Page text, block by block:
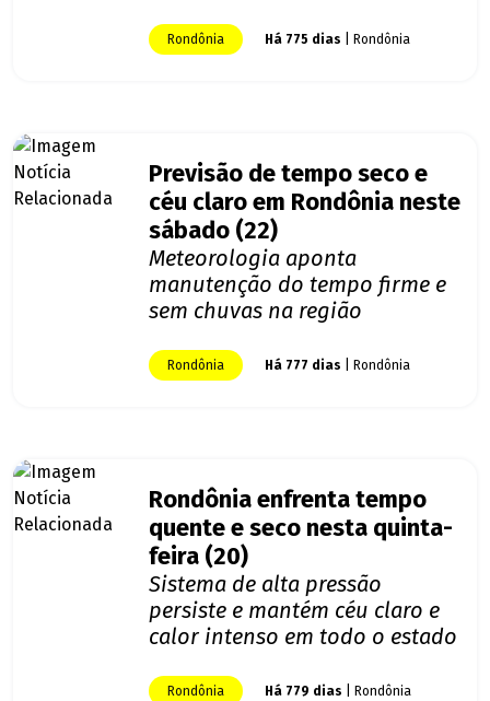
Rondônia Há 775 dias | Rondônia
Previsão de tempo seco e
céu claro em Rondônia neste
sábado (22)
Meteorologia aponta
manutenção do tempo firme e
sem chuvas na região
Rondônia Há 777 dias | Rondônia
Rondônia enfrenta tempo
quente e seco nesta quinta-
feira (20)
Sistema de alta pressão
persiste e mantém céu claro e
calor intenso em todo o estado
Rondônia Há 779 dias | Rondônia